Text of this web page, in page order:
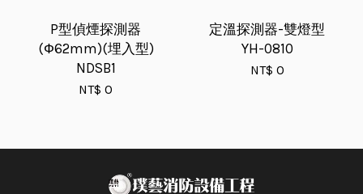
P型偵煙探測器
(Ф62mm)(埋入型)
NDSB1
NT$ 0
定溫探測器-雙燈型
YH-0810
NT$ 0